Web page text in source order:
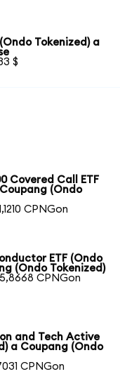
Tokenized) a
$
Covered Call ETF
(Ondo
CPNGon
ETF (Ondo
(Ondo Tokenized)
CPNGon
and Tech Active
a Coupang (Ondo
CPNGon